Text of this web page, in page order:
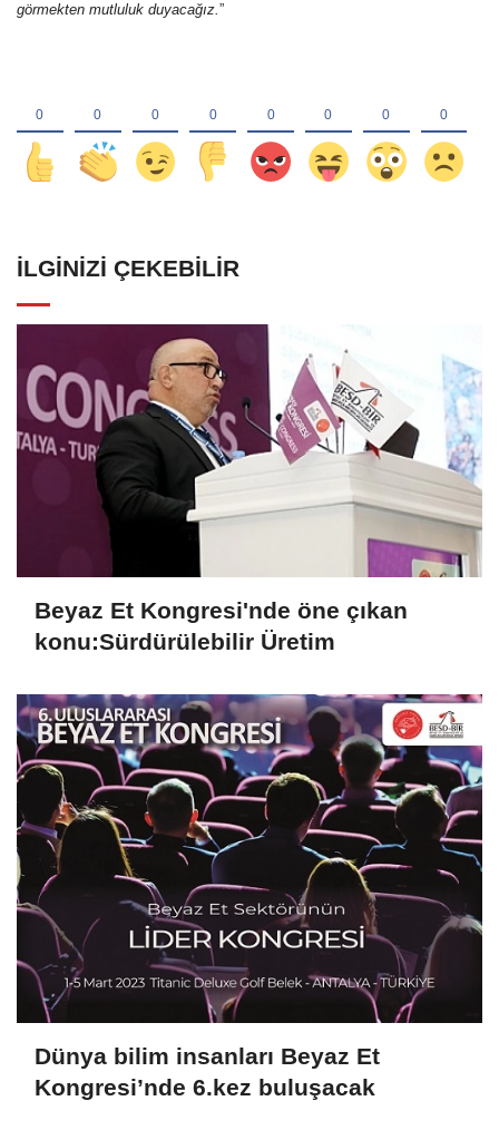
görmekten mutluluk duyacağız.”
İLGINIZI ÇEKEBILIR
Beyaz Et Kongresi'nde öne çıkan
konu:Sürdürülebilir Üretim
Dünya bilim insanları Beyaz Et
Kongresi’nde 6.kez buluşacak